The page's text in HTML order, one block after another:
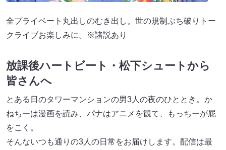
全プライベート丸出しのむき出し。世の規制ぶち破りトー
クライブお楽しみに。※諸説あり
放課後ハートビート・松下シュートから
皆さんへ
とある日のタワーマンションの男3人の夜のひととき。か
ねちーは漫画を読み、パナはアニメを観て、もっちーが屁
をこく。
そんないつも通りの3人の日常をお届けします。配信は最